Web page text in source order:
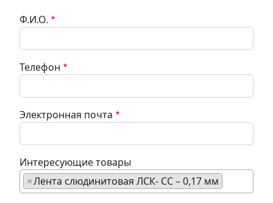
Ф.И.О.
Телефон
Электронная почта
Интересующие товары
×Лента слюдинитовая ЛСК- СС – 0,17 мм